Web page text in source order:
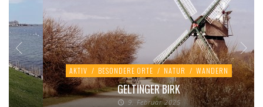
AKTIV / BESONDERE ORTE / NATUR / WANDERN
GELTINGER BIRK
9. Februar 2025